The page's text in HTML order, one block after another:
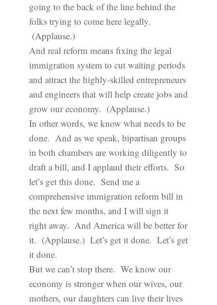
going to the back of the line behind the
folks trying to come here legally.
(Applause.)
And real reform means fixing the legal
immigration system to cut waiting periods
and attract the highly-skilled entrepreneurs
and engineers that will help create jobs and
grow our economy. (Applause.)
In other words, we know what needs to be
done. And as we speak, bipartisan groups
in both chambers are working diligently to
draft a bill, and I applaud their efforts. So
let’s get this done. Send me a
comprehensive immigration reform bill in
the next few months, and I will sign it
right away. And America will be better for
it. (Applause.) Let’s get it done. Let’s get
it done.
But we can’t stop there. We know our
economy is stronger when our wives, our
mothers, our daughters can live their lives